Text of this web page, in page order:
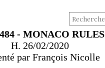
- MONACO RULES
H. 26/02/2020
par François Nicolle